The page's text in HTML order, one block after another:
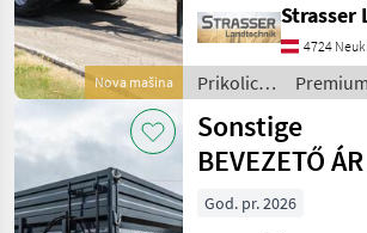
Nova mašina
doppelter Anzahl an
Versteifungen unten -
Schotterklappe 400mm
(Pendelbordwand
erhöhtem Dr
4724
Prikolice i
transportna
vozila /
Pühringer
Sonstige
BEVEZETŐ
PALAZ 1
God. pr. 2026